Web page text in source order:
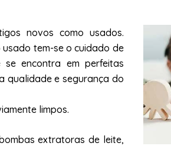
novos como usados.
tem-se o cuidado de
se encontra em perfeitas
qualidade e segurança do
limpos.
extratoras de leite,